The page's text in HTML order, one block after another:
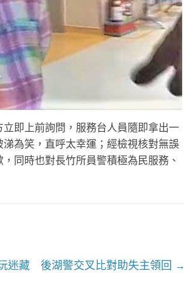
即上前詢問，服務台人員隨即拿出一
為笑，直呼太幸運；經檢視核對無誤
同時也對長竹所員警積極為民服務、
迷藏 後湖警交叉比對助失主領回 →